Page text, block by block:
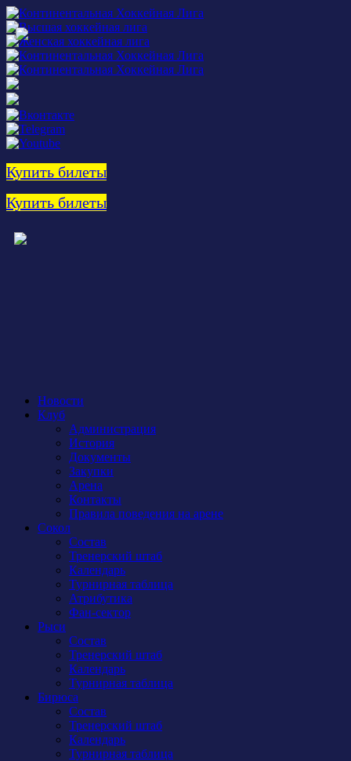
Купить билеты
Купить билеты
Новости
Клуб
Администрация
История
Документы
Закупки
Арена
Контакты
Правила поведения на арене
Сокол
Состав
Тренерский штаб
Календарь
Турнирная таблица
Атрибутика
Фан-сектор
Рыси
Состав
Тренерский штаб
Календарь
Турнирная таблица
Бирюса
Состав
Тренерский штаб
Календарь
Турнирная таблица